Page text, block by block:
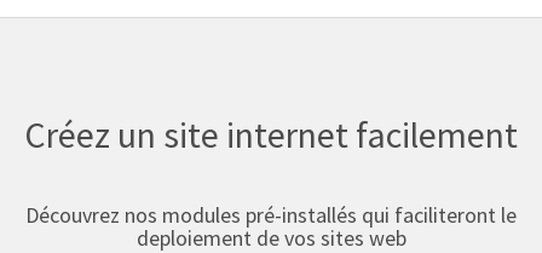
Créez un site internet facilement
Découvrez nos modules pré-installés qui faciliteront le
deploiement de vos sites web